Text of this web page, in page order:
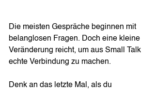
Die meisten Gespräche beginnen mit
belanglosen Fragen. Doch eine kleine
Veränderung reicht, um aus Small Talk
echte Verbindung zu machen.
Denk an das letzte Mal, als du